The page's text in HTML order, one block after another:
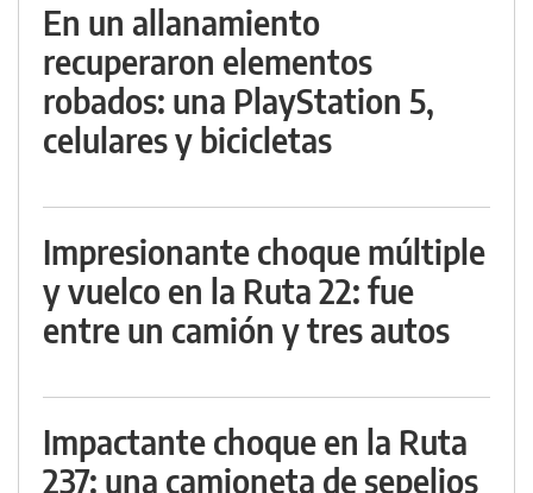
En un allanamiento
recuperaron elementos
robados: una PlayStation 5,
celulares y bicicletas
Impresionante choque múltiple
y vuelco en la Ruta 22: fue
entre un camión y tres autos
Impactante choque en la Ruta
237: una camioneta de sepelios